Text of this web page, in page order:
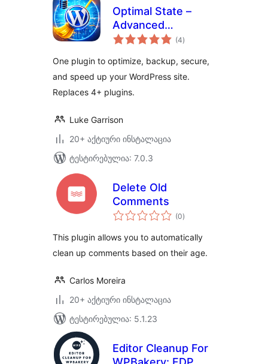
Optimal State –
Advanced
Optimization,
Security Suite
(4საერთო
რეიტინგი
)
One plugin to optimize, backup, secure,
and speed up your WordPress site.
Replaces 4+ plugins.
Luke Garrison
20+ აქტიური ინსტალაცია
ტესტირებულია: 7.0.3
Delete Old
Comments
(0საერთო
რეიტინგი
)
This plugin allows you to automatically
clean up comments based on their age.
Carlos Moreira
20+ აქტიური ინსტალაცია
ტესტირებულია: 5.1.23
Editor Cleanup For